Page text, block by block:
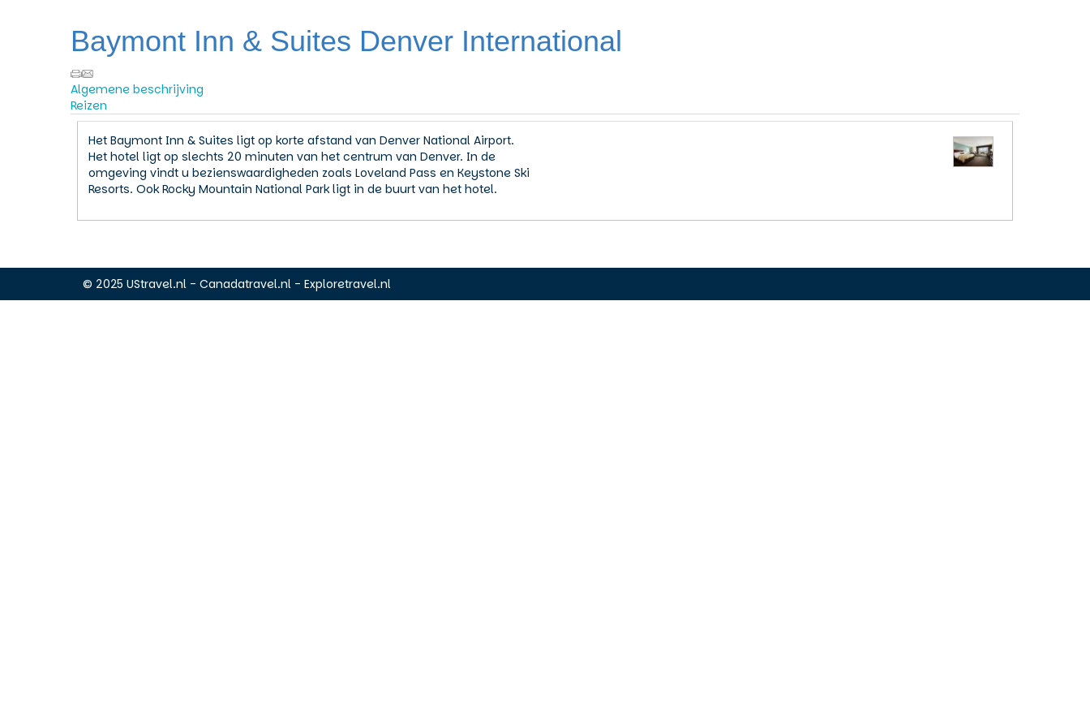
Baymont Inn & Suites Denver International
Algemene beschrijving
Reizen
Het Baymont Inn & Suites ligt op korte afstand van Denver National Airport.
Het hotel ligt op slechts 20 minuten van het centrum van Denver. In de
omgeving vindt u bezienswaardigheden zoals Loveland Pass en Keystone Ski
Resorts. Ook Rocky Mountain National Park ligt in de buurt van het hotel.
© 2025 UStravel.nl - Canadatravel.nl - Exploretravel.nl